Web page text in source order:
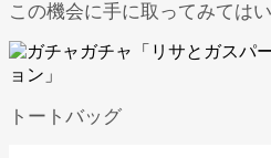
この機会に手に取ってみては
トートバッグ